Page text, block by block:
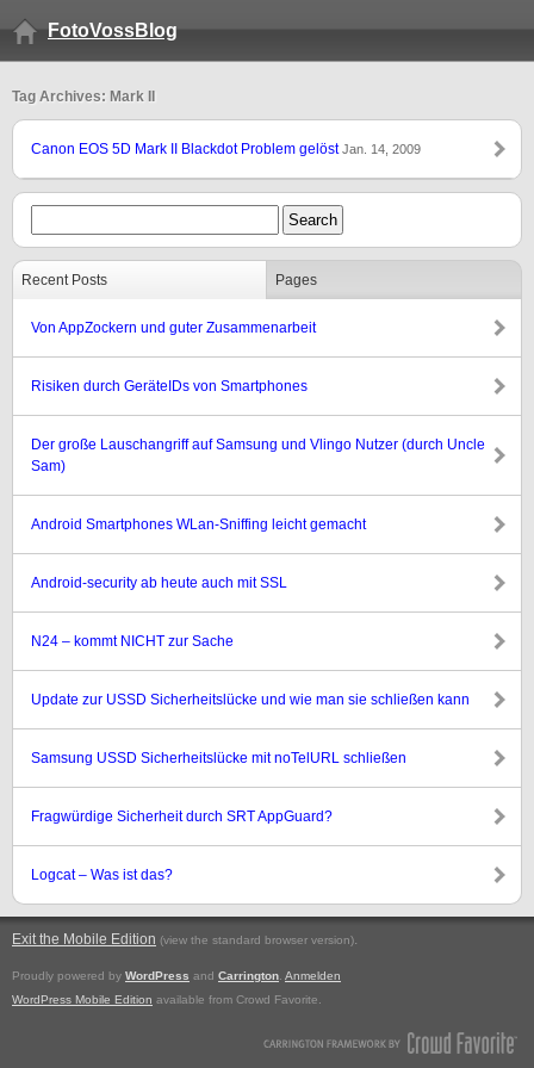
FotoVossBlog
Tag Archives: Mark II
Canon EOS 5D Mark II Blackdot Problem gelöstJan. 14, 2009
Recent Posts Pages
Von AppZockern und guter Zusammenarbeit
Risiken durch GeräteIDs von Smartphones
Der große Lauschangriff auf Samsung und Vlingo Nutzer (durch Uncle
Sam)
Android Smartphones WLan-Sniffing leicht gemacht
Android-security ab heute auch mit SSL
N24 – kommt NICHT zur Sache
Update zur USSD Sicherheitslücke und wie man sie schließen kann
Samsung USSD Sicherheitslücke mit noTelURL schließen
Fragwürdige Sicherheit durch SRT AppGuard?
Logcat – Was ist das?
Exit the Mobile Edition (view the standard browser version).
Proudly powered by WordPress and Carrington Anmelden
WordPress Mobile Edition available from Crowd Favorite.